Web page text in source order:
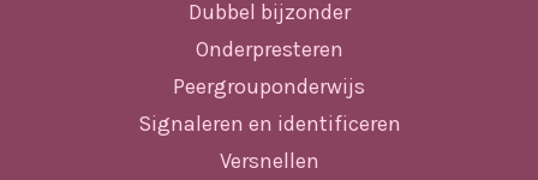
Dubbel bijzonder
Onderpresteren
Peergrouponderwijs
Signaleren en identificeren
Versnellen